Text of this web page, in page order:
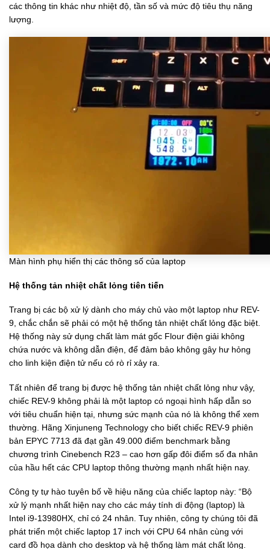
các thông tin khác như nhiệt độ, tần số và mức độ tiêu thụ năng
lượng.
Màn hình phụ hiển thị các thông số của laptop
Hệ thống tản nhiệt chất lỏng tiên tiến
Trang bị các bộ xử lý dành cho máy chủ vào một laptop như REV-
9, chắc chắn sẽ phải có một hệ thống tản nhiệt chất lỏng đặc biệt.
Hệ thống này sử dụng chất làm mát gốc Flour điện giải không
chứa nước và không dẫn điện, để đảm bảo không gây hư hỏng
cho linh kiện điện tử nếu có rò rỉ xảy ra.
Tất nhiên để trang bị được hệ thống tản nhiệt chất lỏng như vậy,
chiếc REV-9 không phải là một laptop có ngoại hình hấp dẫn so
với tiêu chuẩn hiện tại, nhưng sức mạnh của nó là không thể xem
thường. Hãng Xinjuneng Technology cho biết chiếc REV-9 phiên
bản EPYC 7713 đã đạt gần 49.000 điểm benchmark bằng
chương trình Cinebench R23 – cao hơn gấp đôi điểm số đa nhân
của hầu hết các CPU laptop thông thường mạnh nhất hiện nay.
Công ty tự hào tuyên bố về hiệu năng của chiếc laptop này: “Bộ
xử lý mạnh nhất hiện nay cho các máy tính di động (laptop) là
Intel i9-13980HX, chỉ có 24 nhân. Tuy nhiên, công ty chúng tôi đã
phát triển một chiếc laptop 17 inch với CPU 64 nhân cùng với
card đồ họa dành cho desktop và hệ thống làm mát chất lỏng.